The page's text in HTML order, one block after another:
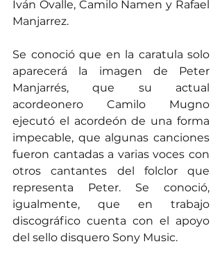
Iván Ovalle, Camilo Namen y Rafael
Manjarrez.
Se conoció que en la caratula solo
aparecerá la imagen de Peter
Manjarrés, que su actual
acordeonero Camilo Mugno
ejecutó el acordeón de una forma
impecable, que algunas canciones
fueron cantadas a varias voces con
otros cantantes del folclor que
representa Peter. Se conoció,
igualmente, que en trabajo
discográfico cuenta con el apoyo
del sello disquero Sony Music.